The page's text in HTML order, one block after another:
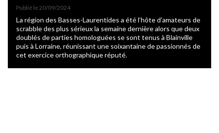
Publié le20/09/2024
La région des Basses-Laurentides a été l’hôte d’amateurs de
scrabble des plus sérieux la semaine dernière alors que deux
doublés de parties homologuées se sont tenus à Blainville
puis à Lorraine, réunissant une soixantaine de passionnés de
cet exercice orthographique réputé.